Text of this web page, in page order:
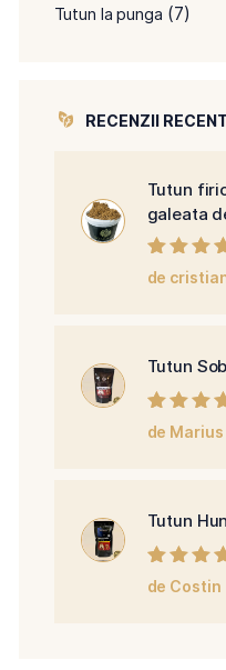
Tutun la punga (7)
RECENZII
Tutun
galeata
Evaluat la
din 5
de
Tutun
Evaluat la
din 5
de
Tutun
Evaluat la
din 5
de Costin